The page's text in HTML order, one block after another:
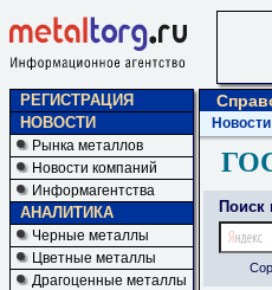
РЕГИСТРАЦИЯ
НОВОСТИ
Рынка металлов
Новости компаний
Информагентства
АНАЛИТИКА
Черные металлы
Цветные металлы
Драгоценные металлы
Новости
Поиск